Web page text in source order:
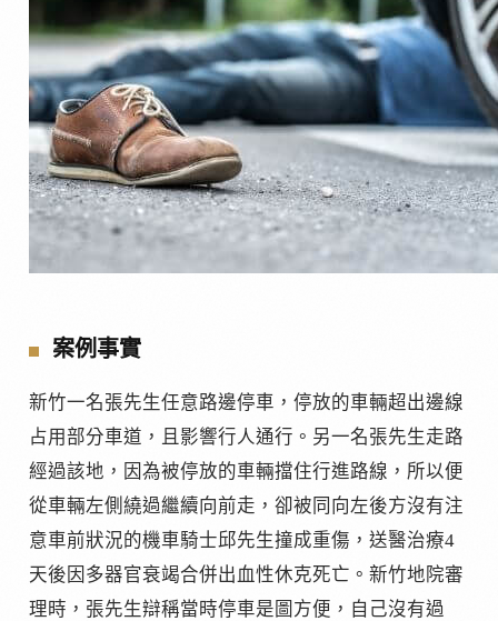
案例事實
新竹一名張先生任意路邊停車，停放的車輛超出邊線
占用部分車道，且影響行人通行。另一名張先生走路
經過該地，因為被停放的車輛擋住行進路線，所以便
從車輛左側繞過繼續向前走，卻被同向左後方沒有注
意車前狀況的機車騎士邱先生撞成重傷，送醫治療4
天後因多器官衰竭合併出血性休克死亡。新竹地院審
理時，張先生辯稱當時停車是圖方便，自己沒有過